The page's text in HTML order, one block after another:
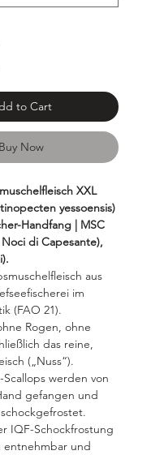
to Cart
Buy Now
XXL
yessoensis)
Handfang | MSC
di Capesante),
aus
im
(FAO 21).
Rogen, ohne
das reine,
(„Nuss“).
Scallops werden von
gefangen und
IQF-Schockfrostung
entnehmbar und